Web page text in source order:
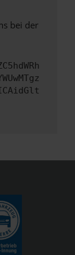
bei der